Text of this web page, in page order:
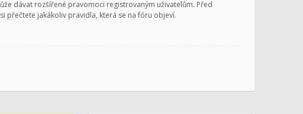
dávat rozšířené pravomoci registrovaným uživatelům. Před
přečtete jakákoliv pravidla, která se na fóru objeví.